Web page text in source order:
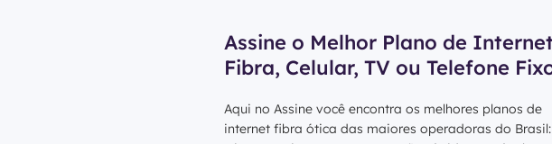
Assine o Melhor Plano de Internet
Fibra, Celular, TV ou Telefone
Aqui no Assine você encontra os melhores planos de
internet fibra ótica das maiores operadoras do Brasil: